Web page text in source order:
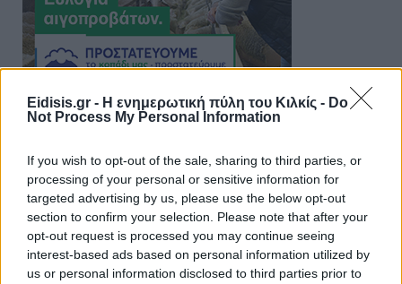
Eidisis.gr - Η ενημερωτική πύλη του Κιλκίς - Do
Not Process My Personal Information
If you wish to opt-out of the sale, sharing to third parties, or
processing of your personal or sensitive information for
targeted advertising by us, please use the below opt-out
section to confirm your selection. Please note that after your
opt-out request is processed you may continue seeing
interest-based ads based on personal information utilized by
us or personal information disclosed to third parties prior to